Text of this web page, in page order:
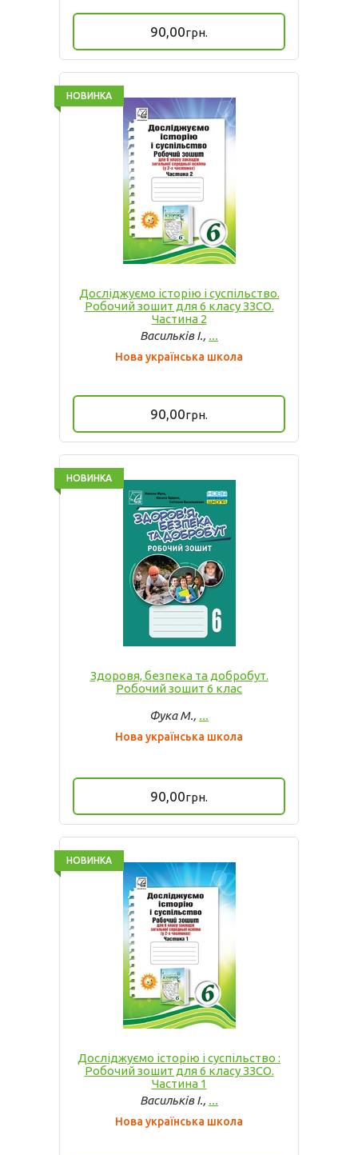
90,00грн.
Досліджуємо історію і суспільство.
Робочий зошит для 6 класу ЗЗСО.
Частина 2
Васильків І., ...
Нова українська школа
90,00грн.
НОВИНКА
Здоровя, безпека та добробут.
Робочий зошит 6 клас
Фука М., ...
Нова українська школа
90,00грн.
НОВИНКА
Досліджуємо історію і суспільство :
Робочий зошит для 6 класу ЗЗСО.
Частина 1
Васильків І., ...
Нова українська школа
НОВИНКА